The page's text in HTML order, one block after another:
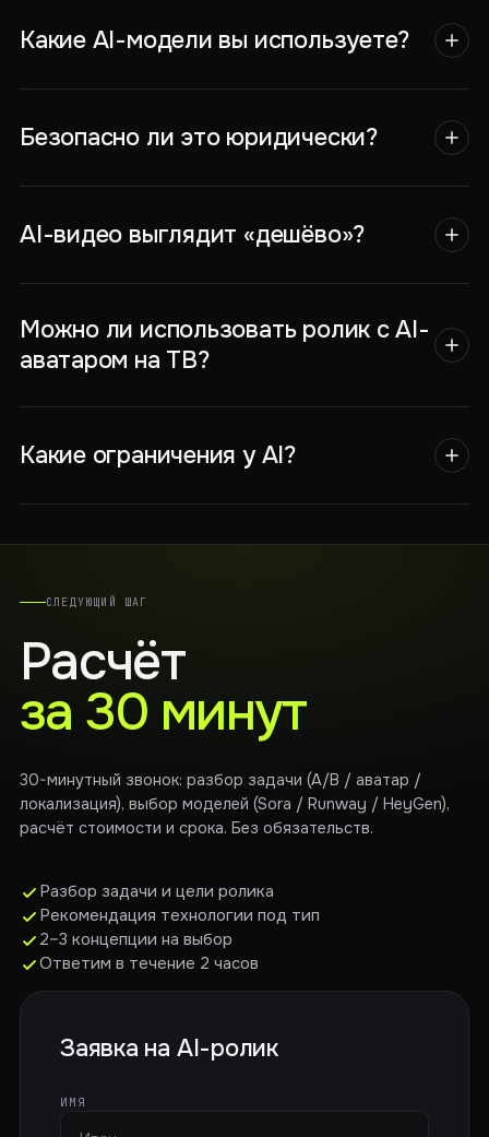
Какие AI-модели вы используете?
Безопасно ли это юридически?
AI-видео выглядит «дешёво»?
Можно ли использовать ролик с AI-
аватаром на ТВ?
Какие ограничения у AI?
СЛЕДУЮЩИЙ ШАГ
Расчёт
за 30 минут
30-минутный звонок: разбор задачи (A/B / аватар /
локализация), выбор моделей (Sora / Runway / HeyGen),
расчёт стоимости и срока. Без обязательств.
Разбор задачи и цели ролика
Рекомендация технологии под тип
2–3 концепции на выбор
Ответим в течение 2 часов
Заявка на AI-ролик
ИМЯ